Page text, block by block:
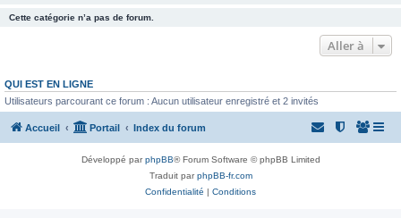
Cette catégorie n’a pas de forum.
Aller à
QUI EST EN LIGNE
Utilisateurs parcourant ce forum : Aucun utilisateur enregistré et 2 invités
Accueil Portail Index du forum
Développé parphpBB® Forum Software © phpBB Limited
Traduit parphpBB-fr.com
Confidentialité | Conditions